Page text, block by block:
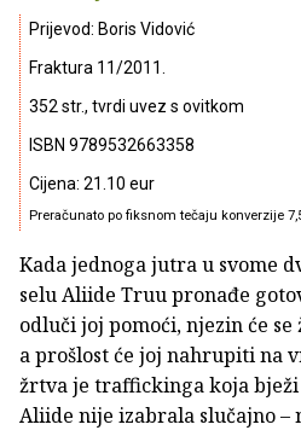
Prijevod: Boris Vidović
Fraktura 11/2011.
352 str., tvrdi uvez s ovitkom
ISBN 9789532663358
Cijena: 21.10 eur
Preračunato po fiksnom tečaju konverzije
Kada jednoga jutra u svome
selu Aliide Truu pronađe
odluči joj pomoći, njezin će
a prošlost će joj nahrupiti na
žrtva je traffickinga koja
Aliide nije izabrala slučajno –